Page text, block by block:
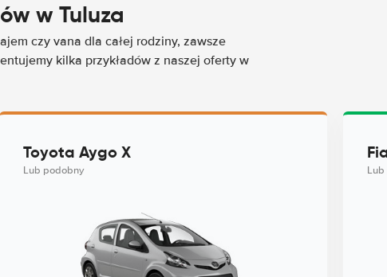
w Tuluza
czy vana dla całej rodziny, zawsze
kilka przykładów z naszej oferty w
Toyota Aygo X
Lub podobny